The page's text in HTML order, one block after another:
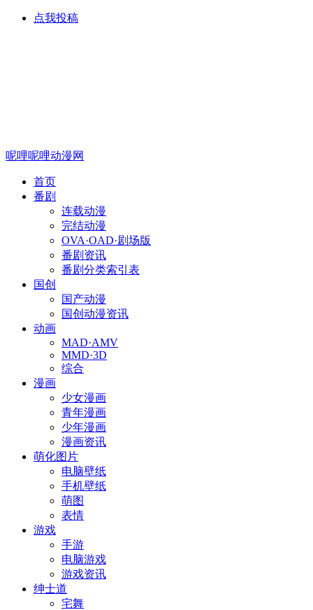
点我投稿
呢哩呢哩动漫网
首页
番剧
连载动漫
完结动漫
OVA·OAD·剧场版
番剧资讯
番剧分类索引表
国创
国产动漫
国创动漫资讯
动画
MAD·AMV
MMD·3D
综合
漫画
少女漫画
青年漫画
少年漫画
漫画资讯
萌化图片
电脑壁纸
手机壁纸
萌图
表情
游戏
手游
电脑游戏
游戏资讯
绅士道
宅舞